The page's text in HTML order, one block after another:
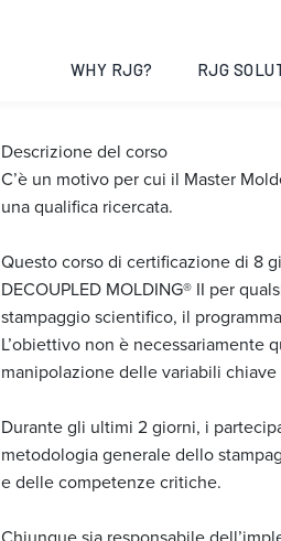
WHY RJG? RJG
Master
09-23
Descrizione del corso
C’è un motivo per cui il Master
una qualifica ricercata.
Questo corso di certificazione di 8
DECOUPLED MOLDING® II per
stampaggio scientifico, il
L’obiettivo non è necessariamente
manipolazione delle variabili
Durante gli ultimi 2 giorni, i
metodologia generale dello
e delle competenze critiche.